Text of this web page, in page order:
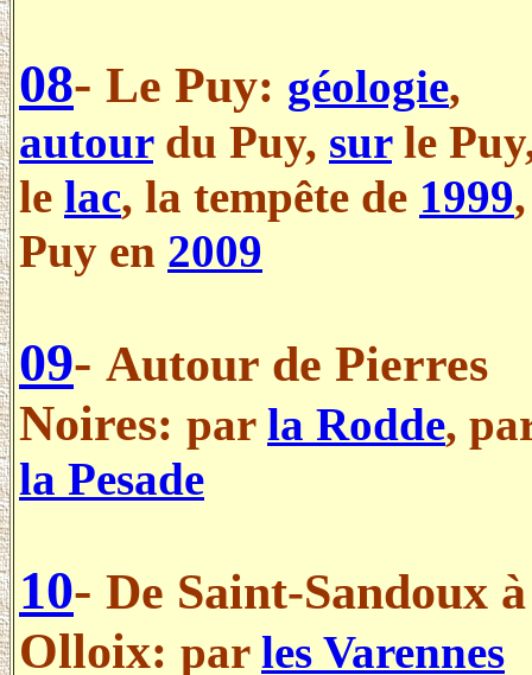
08- Le Puy: géologie,
autourdu Puy, surle
le lac, la tempête de 1999
Puy en 2009
09- Autour de Pierres
Noires: par la Rodde,
la Pesade
10- De Saint-Sandoux à
Olloix: par les Varennes